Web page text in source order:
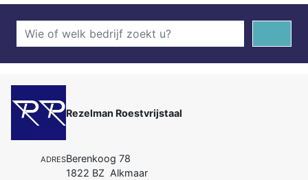
Rezelman Roestvrijstaal
ADRESBerenkoog 78
1822 BZ Alkmaar